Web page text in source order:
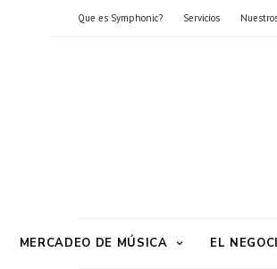
Que es Symphonic? Servicios
MERCADEO DE MÚSICA EL